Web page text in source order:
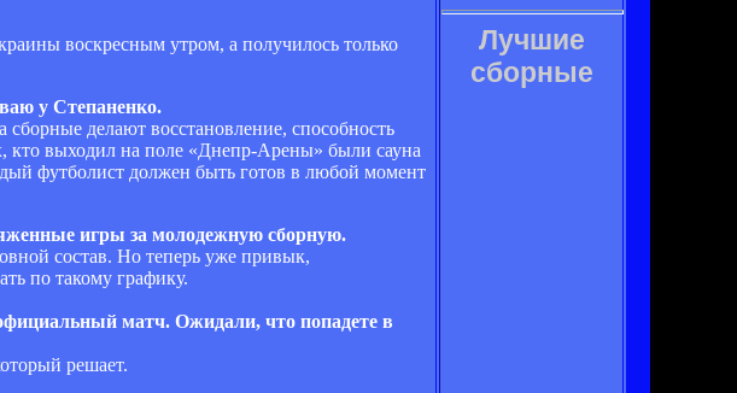
воскресным утром, а получилось только
у Степаненко.
делают восстановление, способность
кто выходил на поле «Днепр-Арены» были сауна
футболист должен быть готов в любой момент
игры за молодежную сборную.
состав. Но теперь уже привык,
по такому графику.
матч. Ожидали, что попадете в
решает.
Лучшие
сборные